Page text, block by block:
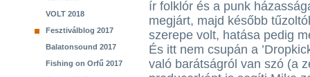
VOLT 2018
Fesztiválblog 2017
Balatonsound 2017
Fishing on Orfű 2017
ír folklór és a punk
megjárt, majd később
szerepe volt, hatása pedig
És itt nem csupán a
való barátságról van szó (a